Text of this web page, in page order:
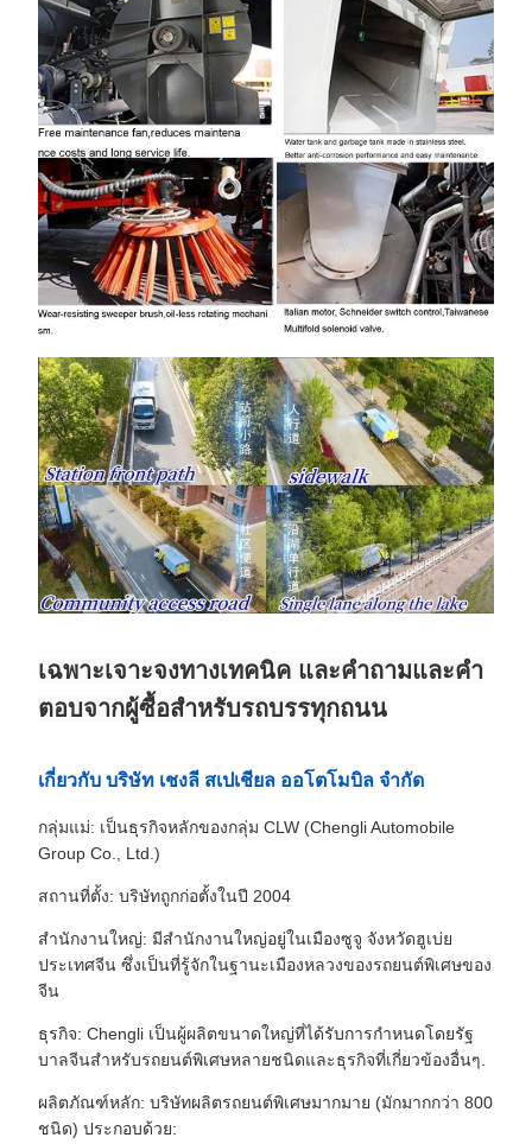
เฉพาะเจาะจงทางเทคนิค และคําถามและคํา
ตอบจากผู้ซื้อสําหรับรถบรรทุกถนน
เกี่ยวกับ บริษัท เชงลี สเปเชียล ออโตโมบิล จํากัด
กลุ่มแม่: เป็นธุรกิจหลักของกลุ่ม CLW (Chengli Automobile
Group Co., Ltd.)
สถานที่ตั้ง: บริษัทถูกก่อตั้งในปี 2004
สํานักงานใหญ่: มีสํานักงานใหญ่อยู่ในเมืองซูจู จังหวัดฮูเบ่ย
ประเทศจีน ซึ่งเป็นที่รู้จักในฐานะเมืองหลวงของรถยนต์พิเศษของ
จีน
ธุรกิจ: Chengli เป็นผู้ผลิตขนาดใหญ่ที่ได้รับการกําหนดโดยรัฐ
บาลจีนสําหรับรถยนต์พิเศษหลายชนิดและธุรกิจที่เกี่ยวข้องอื่นๆ.
ผลิตภัณฑ์หลัก: บริษัทผลิตรถยนต์พิเศษมากมาย (มักมากกว่า 800
ชนิด) ประกอบด้วย: